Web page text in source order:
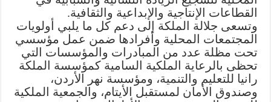
القطاعات الإنتاجية والإبداعية والثقافية.
وتسعى جلالة الملكة إلى دعم كل ما يلبي أولويات
المجتمعات المحلية وأفرادها ضمن عمل مؤسسي
تحت مظلة عدد من المبادرات والمؤسسات التي
تحظى بالرعاية الملكية السامية كمؤسسة الملكة
رانيا للتعليم والتنمية، ومؤسسة نهر الأردن،
وصندوق الأمان لمستقبل الأيتام، والجمعية الملكية